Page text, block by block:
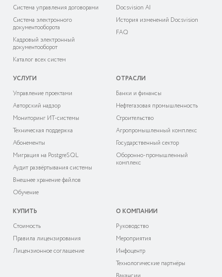
Система управления договорами
Система электронного
документооборота
Кадровый электронный
документооборот
Каталог всех систем
Docsvision AI
История изменений Docsvision
FAQ
УСЛУГИ
Управление проектами
Авторский надзор
Мониторинг ИТ-системы
Техническая поддержка
Абонементы
Миграция на PostgreSQL
Аудит развёртывания системы
Внешнее хранение файлов
Обучение
ОТРАСЛИ
Банки и финансы
Нефтегазовая промышленность
Строительство
Агропромышленный комплекс
Государственный сектор
Оборонно-промышленный
комплекс
КУПИТЬ
Cтоимость
Правила лицензирования
Лицензионное соглашение
О КОМПАНИИ
Руководство
Мероприятия
Инфоцентр
Технологические партнёры